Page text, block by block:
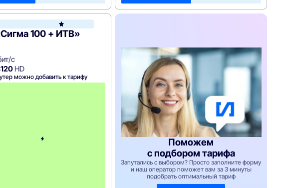
100 + ИТВ»
с
120 HD
можно добавить к тарифу
Поможем
с подбором тарифа
Запутались с выбором? Просто заполните форму
и наш оператор поможет вам за 3 минуты
подобрать оптимальный тариф